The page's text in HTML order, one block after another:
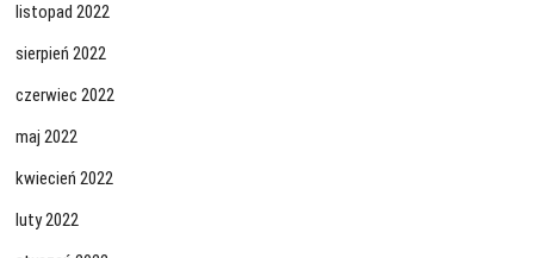
listopad 2022
sierpień 2022
czerwiec 2022
maj 2022
kwiecień 2022
luty 2022